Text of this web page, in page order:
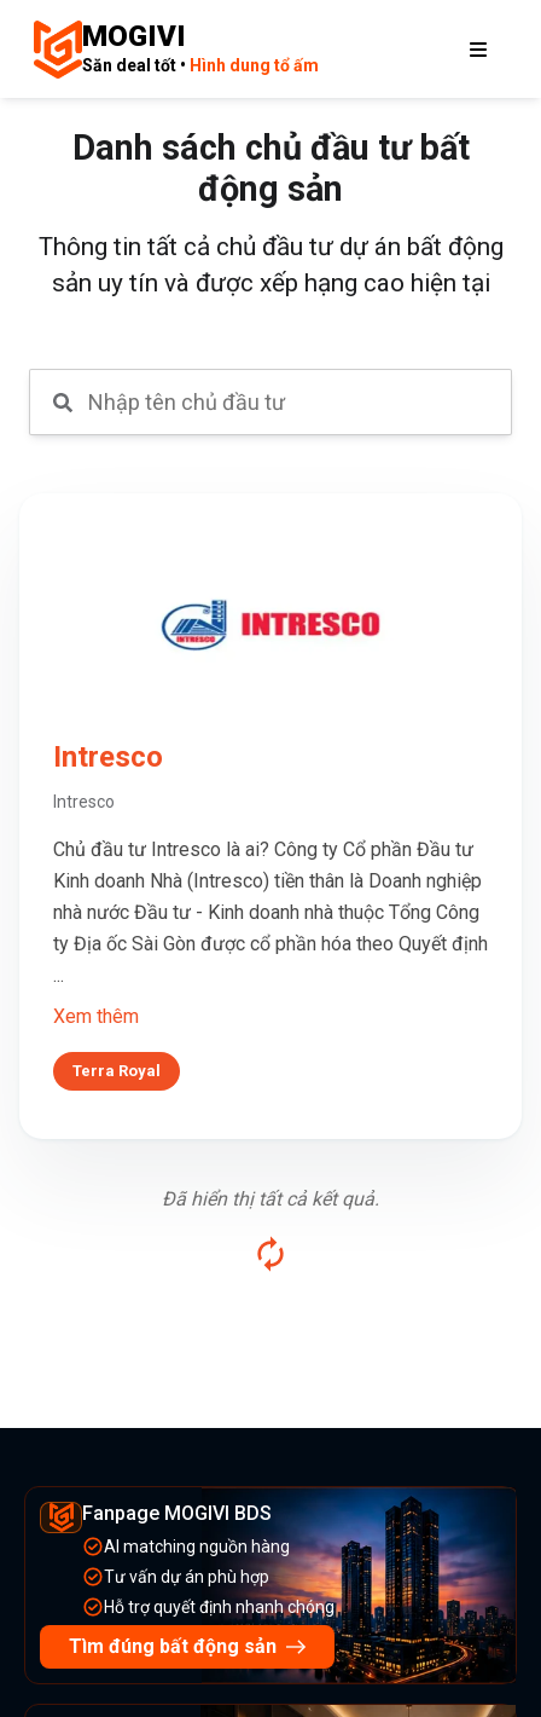
MOGIVI
Săn deal tốt • Hình dung tổ ấm
Danh sách chủ đầu tư bất
động sản
Thông tin tất cả chủ đầu tư dự án bất động
sản uy tín và được xếp hạng cao hiện tại
Intresco
Intresco
Chủ đầu tư Intresco là ai? Công ty Cổ phần Đầu tư
Kinh doanh Nhà (Intresco) tiền thân là Doanh nghiệp
nhà nước Đầu tư - Kinh doanh nhà thuộc Tổng Công
ty Địa ốc Sài Gòn được cổ phần hóa theo Quyết định
...
Xem thêm
Terra Royal
Đã hiển thị tất cả kết quả.
Fanpage MOGIVI BDS
AI matching nguồn hàng
Tư vấn dự án phù hợp
Hỗ trợ quyết định nhanh chóng
Tìm đúng bất động sản